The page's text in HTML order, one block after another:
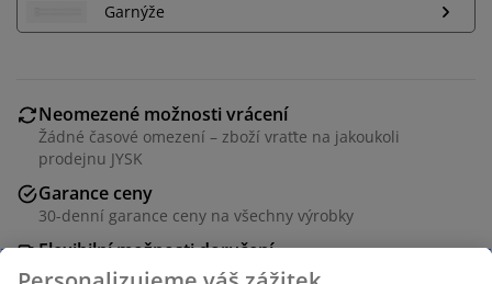
Garnýže
Neomezené možnosti vrácení
Žádné časové omezení – zboží vraťte na jakoukoli
prodejnu JYSK
Garance ceny
30-denní garance ceny na všechny výrobky
Flexibilní možnosti doručení
Rychlá a snadná doprava podle vašich představ